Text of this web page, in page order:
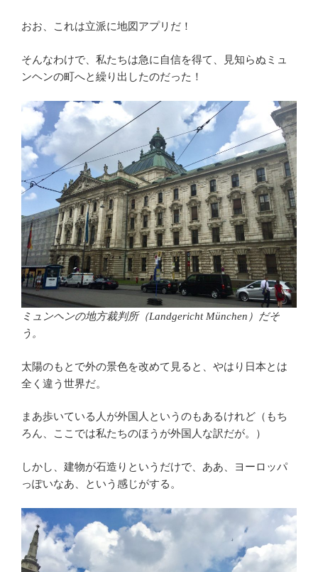
おお、これは立派に地図アプリだ！
そんなわけで、私たちは急に自信を得て、見知らぬミュ
ンヘンの町へと繰り出したのだった！
ミュンヘンの地方裁判所（Landgericht München）だそ
う。
太陽のもとで外の景色を改めて見ると、やはり日本とは
全く違う世界だ。
まあ歩いている人が外国人というのもあるけれど（もち
ろん、ここでは私たちのほうが外国人な訳だが。）
しかし、建物が石造りというだけで、ああ、ヨーロッパ
っぽいなあ、という感じがする。